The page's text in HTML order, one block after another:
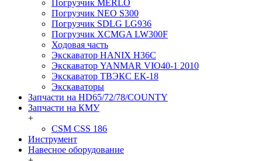
Погрузчик MERLO
Погрузчик NEO S300
Погрузчик SDLG LG936
Погрузчик XCMGA LW300F
Ходовая часть
Экскаватор HANIX H36C
Экскаватор YANMAR VIO40-1 2010
Экскаватор ТВЭКС ЕК-18
Экскаваторы
Запчасти на HD65/72/78/COUNTY
Запчасти на КМУ
+
CSM CSS 186
Инструмент
Навесное оборудование